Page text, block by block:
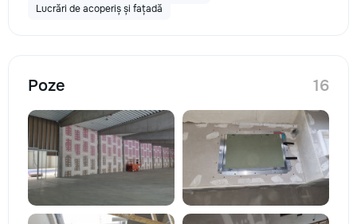
Lucrări de acoperiș și fațadă
Poze 16